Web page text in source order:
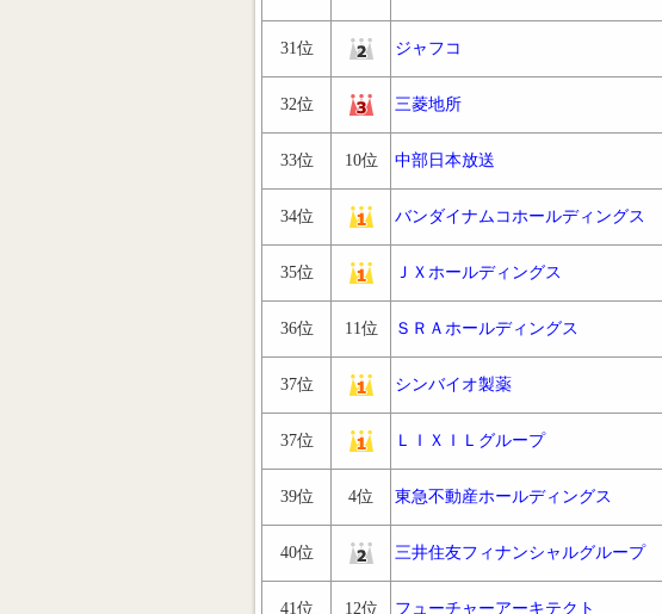
31位 ジャフコ
32位 三菱地所
33位 10位 中部日本放送
34位 バンダイナムコホールディングス
35位 ＪＸホールディングス
36位 11位 ＳＲＡホールディングス
37位 シンバイオ製薬
37位 ＬＩＸＩＬグループ
39位 4位 東急不動産ホールディングス
40位 三井住友フィナンシャルグループ
41位 12位 フューチャーアーキテクト